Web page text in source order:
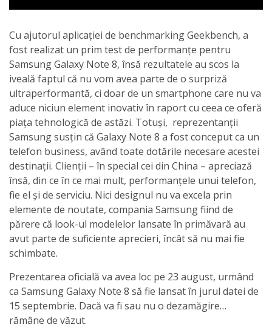
Cu ajutorul aplicației de benchmarking Geekbench, a
fost realizat un prim test de performanțe pentru
Samsung Galaxy Note 8, însă rezultatele au scos la
iveală faptul că nu vom avea parte de o surpriză
ultraperformantă, ci doar de un smartphone care nu va
aduce niciun element inovativ în raport cu ceea ce oferă
piața tehnologică de astăzi. Totuși, reprezentanții
Samsung susțin că Galaxy Note 8 a fost conceput ca un
telefon business, având toate dotările necesare acestei
destinații. Clienții – în special cei din China – apreciază
însă, din ce în ce mai mult, performanțele unui telefon,
fie el și de serviciu. Nici designul nu va excela prin
elemente de noutate, compania Samsung fiind de
părere că look-ul modelelor lansate în primăvară au
avut parte de suficiente aprecieri, încât să nu mai fie
schimbate.
Prezentarea oficială va avea loc pe 23 august, urmând
ca Samsung Galaxy Note 8 să fie lansat în jurul datei de
15 septembrie. Dacă va fi sau nu o dezamăgire…
rămâne de văzut.